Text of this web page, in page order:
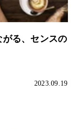
る、センスの
2023.09.19